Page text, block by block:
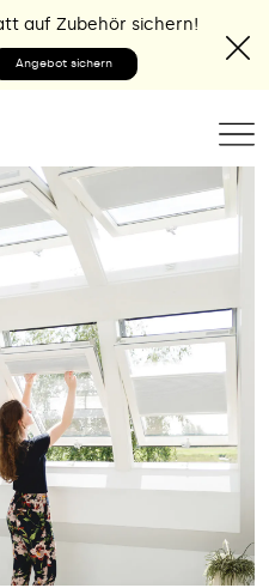
auf Zubehör sichern!
Angebot sichern